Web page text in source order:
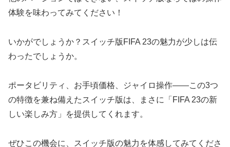
体験を味わってみてください！
いかがでしょうか？スイッチ版FIFA 23の魅力が少しは伝
わったでしょうか。
ポータビリティ、お手頃価格、ジャイロ操作――この3つ
の特徴を兼ね備えたスイッチ版は、まさに「FIFA 23の新
しい楽しみ方」を提供してくれます。
ぜひこの機会に、スイッチ版の魅力を体感してみてくださ